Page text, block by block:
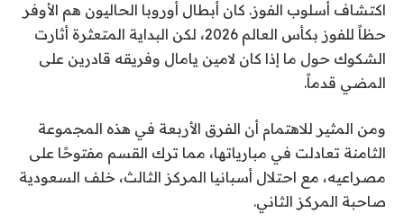
اكتشاف أسلوب الفوز. كان أبطال أوروبا الحاليون هم الأوفر
حظاً للفوز بكأس العالم 2026، لكن البداية المتعثرة أثارت
الشكوك حول ما إذا كان لامين يامال وفريقه قادرين على
المضي قدماً.
ومن المثير للاهتمام أن الفرق الأربعة في هذه المجموعة
الثامنة تعادلت في مبارياتها، مما ترك القسم مفتوحًا على
مصراعيه، مع احتلال أسبانيا المركز الثالث، خلف السعودية
صاحبة المركز الثاني.